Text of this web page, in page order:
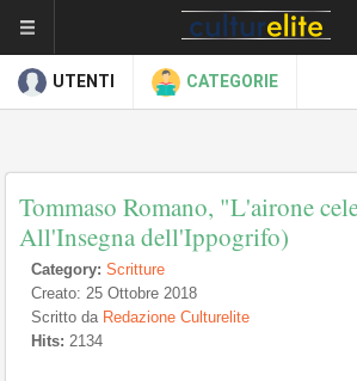
UTENTI CATEGORIE
Tommaso Romano, "L'airone
All'Insegna dell'Ippogrifo)
Category: Scritture
Creato: 25 Ottobre 2018
Scritto da Redazione Culturelite
Hits: 2134